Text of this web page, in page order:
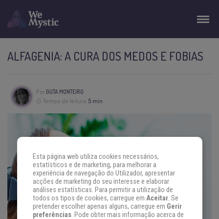
ALFAGENIA: A CURA DOS MEDOS E FOBIAS
Por GUTA MONTEIRO
Tempo de leitura: 5 min
Esta página web utiliza cookies necessários,
estatísticos e de marketing, para melhorar a
experiência de navegação do Utilizador, apresentar
acções de marketing do seu interesse e elaborar
análises estatísticas. Para permitir a utilização de
todos os tipos de cookies, carregue em Aceitar. Se
pretender escolher apenas alguns, carregue em Gerir
preferências. Pode obter mais informação acerca de